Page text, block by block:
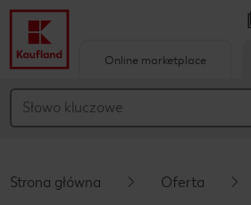
Główna treść
Online marketplace
Strona główna Oferta